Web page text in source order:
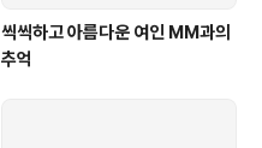
씩씩하고 아름다운 여인 MM과의
추억